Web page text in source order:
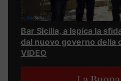
Bar Sicilia, a Ispica la
dal nuovo governo della
VIDEO